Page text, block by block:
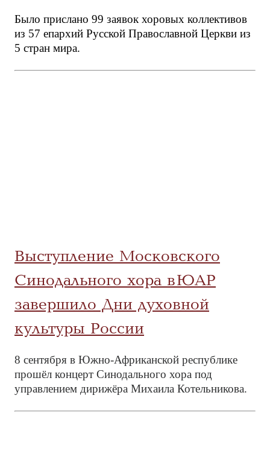
Было прислано 99 заявок хоровых коллективов
из 57 епархий Русской Православной Церкви из
5 стран мира.
Выступление Московского
Синодального хора в ЮАР
завершило Дни духовной
культуры России
8 сентября в Южно-Африканской республике
прошёл концерт Синодального хора под
управлением дирижёра Михаила Котельникова.